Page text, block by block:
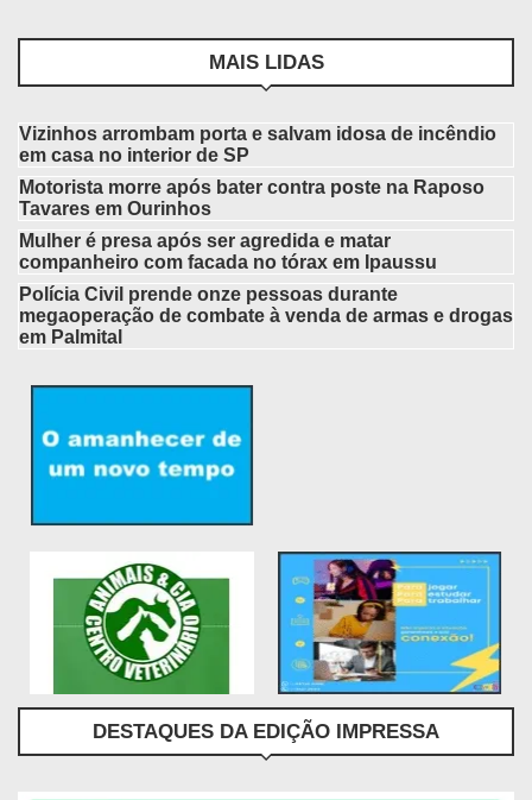
MAIS LIDAS
Vizinhos arrombam porta e salvam idosa de incêndio
em casa no interior de SP
Motorista morre após bater contra poste na Raposo
Tavares em Ourinhos
Mulher é presa após ser agredida e matar
companheiro com facada no tórax em Ipaussu
Polícia Civil prende onze pessoas durante
megaoperação de combate à venda de armas e drogas
em Palmital
DESTAQUES DA EDIÇÃO IMPRESSA